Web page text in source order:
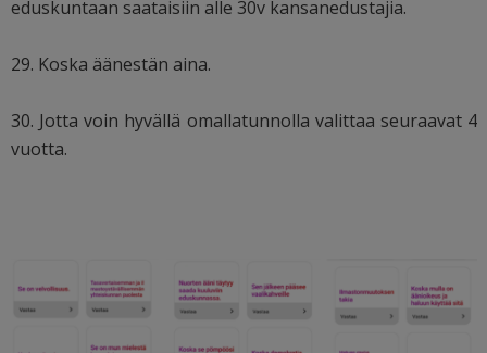
eduskuntaan saataisiin alle 30v kansanedustajia.
29. Koska äänestän aina.
30. Jotta voin hyvällä omallatunnolla valittaa seuraavat 4
vuotta.